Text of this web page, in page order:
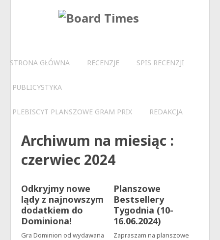
STRONA GŁÓWNA RECENZJE SPIS RECENZJI
PUBLICYSTYKA
PLEBISCYT PLANSZOWE GRAM PRIX REDAKCJA
Archiwum na miesiąc :
czerwiec 2024
Odkryjmy nowe
lądy z najnowszym
dodatkiem do
Dominiona!
Gra Dominion od wydawana
Planszowe
Bestsellery
Tygodnia (10-
16.06.2024)
Zapraszam na planszowe